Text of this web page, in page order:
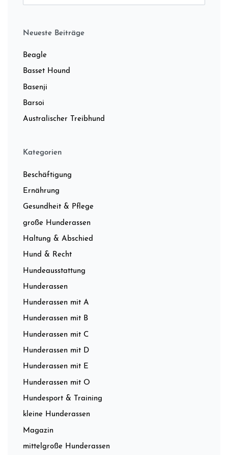
Neueste Beiträge
Beagle
Basset Hound
Basenji
Barsoi
Australischer Treibhund
Kategorien
Beschäftigung
Ernährung
Gesundheit & Pflege
große Hunderassen
Haltung & Abschied
Hund & Recht
Hundeausstattung
Hunderassen
Hunderassen mit A
Hunderassen mit B
Hunderassen mit C
Hunderassen mit D
Hunderassen mit E
Hunderassen mit O
Hundesport & Training
kleine Hunderassen
Magazin
mittelgroße Hunderassen